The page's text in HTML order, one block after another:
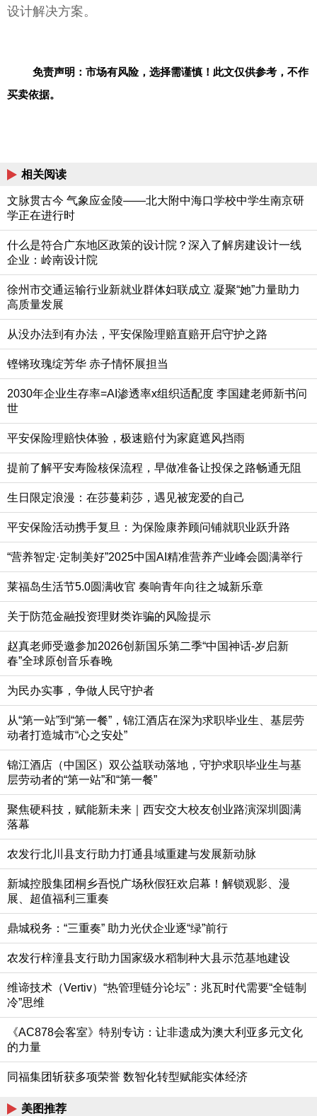
设计解决方案。
免责声明：市场有风险，选择需谨慎！此文仅供参考，不作
买卖依据。
相关阅读
文脉贯古今 气象应金陵——北大附中海口学校中学生南京研
学正在进行时
什么是符合广东地区政策的设计院？深入了解房建设计一线
企业：岭南设计院
徐州市交通运输行业新就业群体妇联成立 凝聚“她”力量助力
高质量发展
从没办法到有办法，平安保险理赔直赔开启守护之路
铿锵玫瑰绽芳华 赤子情怀展担当
2030年企业生存率=AI渗透率x组织适配度 李国建老师新书问
世
平安保险理赔快体验，极速赔付为家庭遮风挡雨
提前了解平安寿险核保流程，早做准备让投保之路畅通无阻
生日限定浪漫：在莎蔓莉莎，遇见被宠爱的自己
平安保险活动携手复旦：为保险康养顾问铺就职业跃升路
“营养智定·定制美好”2025中国AI精准营养产业峰会圆满举行
莱福岛生活节5.0圆满收官 奏响青年向往之城新乐章
关于防范金融投资理财类诈骗的风险提示
赵真老师受邀参加2026创新国乐第二季“中国神话-岁启新
春”全球原创音乐春晚
为民办实事，争做人民守护者
从“第一站”到“第一餐”，锦江酒店在深为求职毕业生、基层劳
动者打造城市“心之安处”
锦江酒店（中国区）双公益联动落地，守护求职毕业生与基
层劳动者的“第一站”和“第一餐”
聚焦硬科技，赋能新未来｜西安交大校友创业路演深圳圆满
落幕
农发行北川县支行助力打通县域重建与发展新动脉
新城控股集团桐乡吾悦广场秋假狂欢启幕！解锁观影、漫
展、超值福利三重奏
鼎城税务：“三重奏” 助力光伏企业逐“绿”前行
农发行梓潼县支行助力国家级水稻制种大县示范基地建设
维谛技术（Vertiv）“热管理链分论坛”：兆瓦时代需要“全链制
冷”思维
《AC878会客室》特别专访：让非遗成为澳大利亚多元文化
的力量
同福集团斩获多项荣誉 数智化转型赋能实体经济
美图推荐